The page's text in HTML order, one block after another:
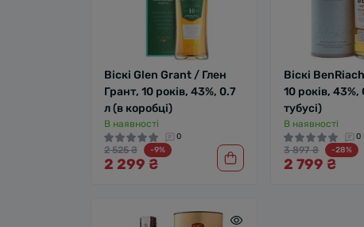
Віскі Glen Grant / Глен
Грант, 10 років, 43%, 0.7
л (в коробці)
В наявності
0
2 525 ₴ -9%
2 299 ₴
Віскі
10 років, 43%,
тубусі)
В наявності
0
3 897 ₴ -28%
2 799 ₴